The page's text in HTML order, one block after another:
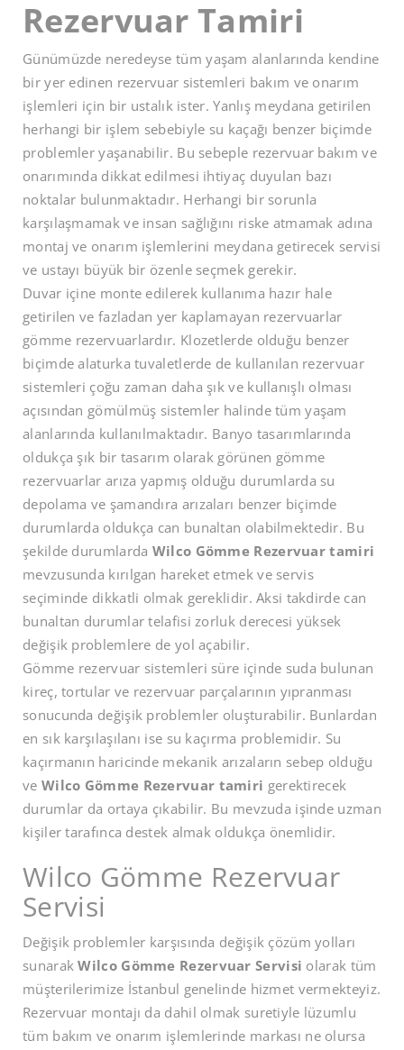
Rezervuar Tamiri
Günümüzde neredeyse tüm yaşam alanlarında kendine
bir yer edinen rezervuar sistemleri bakım ve onarım
işlemleri için bir ustalık ister. Yanlış meydana getirilen
herhangi bir işlem sebebiyle su kaçağı benzer biçimde
problemler yaşanabilir. Bu sebeple rezervuar bakım ve
onarımında dikkat edilmesi ihtiyaç duyulan bazı
noktalar bulunmaktadır. Herhangi bir sorunla
karşılaşmamak ve insan sağlığını riske atmamak adına
montaj ve onarım işlemlerini meydana getirecek servisi
ve ustayı büyük bir özenle seçmek gerekir.
Duvar içine monte edilerek kullanıma hazır hale
getirilen ve fazladan yer kaplamayan rezervuarlar
gömme rezervuarlardır. Klozetlerde olduğu benzer
biçimde alaturka tuvaletlerde de kullanılan rezervuar
sistemleri çoğu zaman daha şık ve kullanışlı olması
açısından gömülmüş sistemler halinde tüm yaşam
alanlarında kullanılmaktadır. Banyo tasarımlarında
oldukça şık bir tasarım olarak görünen gömme
rezervuarlar arıza yapmış olduğu durumlarda su
depolama ve şamandıra arızaları benzer biçimde
durumlarda oldukça can bunaltan olabilmektedir. Bu
şekilde durumlarda Wilco Gömme Rezervuar tamiri
mevzusunda kırılgan hareket etmek ve servis
seçiminde dikkatli olmak gereklidir. Aksi takdirde can
bunaltan durumlar telafisi zorluk derecesi yüksek
değişik problemlere de yol açabilir.
Gömme rezervuar sistemleri süre içinde suda bulunan
kireç, tortular ve rezervuar parçalarının yıpranması
sonucunda değişik problemler oluşturabilir. Bunlardan
en sık karşılaşılanı ise su kaçırma problemidir. Su
kaçırmanın haricinde mekanik arızaların sebep olduğu
ve Wilco Gömme Rezervuar tamiri gerektirecek
durumlar da ortaya çıkabilir. Bu mevzuda işinde uzman
kişiler tarafınca destek almak oldukça önemlidir.
Wilco Gömme Rezervuar
Servisi
Değişik problemler karşısında değişik çözüm yolları
sunarakWilco Gömme Rezervuar Servisi olarak tüm
müşterilerimize İstanbul genelinde hizmet vermekteyiz.
Rezervuar montajı da dahil olmak suretiyle lüzumlu
tüm bakım ve onarım işlemlerinde markası ne olursa